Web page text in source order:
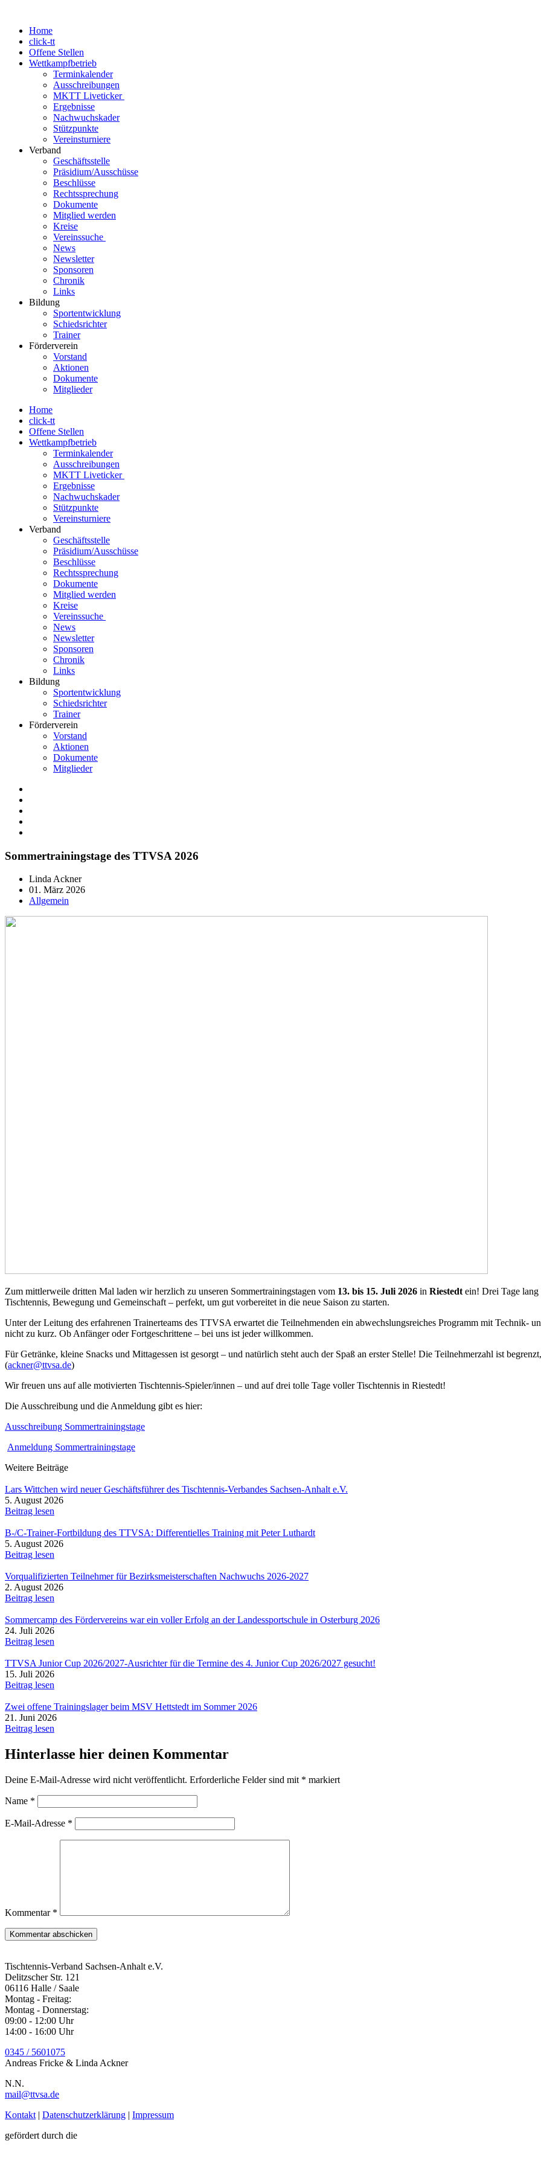
Home
click-tt
Offene Stellen
Wettkampfbetrieb
Terminkalender
Ausschreibungen
MKTT Liveticker
Ergebnisse
Nachwuchskader
Stützpunkte
Vereinsturniere
Verband
Geschäftsstelle
Präsidium/Ausschüsse
Beschlüsse
Rechtssprechung
Dokumente
Mitglied werden
Kreise
Vereinssuche
News
Newsletter
Sponsoren
Chronik
Links
Bildung
Sportentwicklung
Schiedsrichter
Trainer
Förderverein
Vorstand
Aktionen
Dokumente
Mitglieder
Home
click-tt
Offene Stellen
Wettkampfbetrieb
Terminkalender
Ausschreibungen
MKTT Liveticker
Ergebnisse
Nachwuchskader
Stützpunkte
Vereinsturniere
Verband
Geschäftsstelle
Präsidium/Ausschüsse
Beschlüsse
Rechtssprechung
Dokumente
Mitglied werden
Kreise
Vereinssuche
News
Newsletter
Sponsoren
Chronik
Links
Bildung
Sportentwicklung
Schiedsrichter
Trainer
Förderverein
Vorstand
Aktionen
Dokumente
Mitglieder
Sommertrainingstage des TTVSA 2026
Linda Ackner
01. März 2026
Allgemein
Zum mittlerweile dritten Mal laden wir herzlich zu unseren Sommertrainingstagen vom 13. bis 15. Juli 2026 in Riestedtein! Drei Tage lang
Tischtennis, Bewegung und Gemeinschaft – perfekt, um gut vorbereitet in die neue Saison zu starten.
Unter der Leitung des erfahrenen Trainerteams des TTVSA erwartet die Teilnehmenden ein abwechslungsreiches Programm mit Technik-
nicht zu kurz. Ob Anfänger oder Fortgeschrittene – bei uns ist jeder willkommen.
Für Getränke, kleine Snacks und Mittagessen ist gesorgt – und natürlich steht auch der Spaß an erster Stelle! Die Teilnehmerzahl ist
(ackner@ttvsa.de)
Wir freuen uns auf alle motivierten Tischtennis-Spieler/innen – und auf drei tolle Tage voller Tischtennis in Riestedt!
Die Ausschreibung und die Anmeldung gibt es hier:
Ausschreibung Sommertrainingstage
Anmeldung Sommertrainingstage
Weitere Beiträge
Lars Wittchen wird neuer Geschäftsführer des Tischtennis-Verbandes Sachsen-Anhalt e.V.
5. August 2026
Beitrag lesen
B-/C-Trainer-Fortbildung des TTVSA: Differentielles Training mit Peter Luthardt
5. August 2026
Beitrag lesen
Vorqualifizierten Teilnehmer für Bezirksmeisterschaften Nachwuchs 2026-2027
2. August 2026
Beitrag lesen
Sommercamp des Fördervereins war ein voller Erfolg an der Landessportschule in Osterburg 2026
24. Juli 2026
Beitrag lesen
TTVSA Junior Cup 2026/2027-Ausrichter für die Termine des 4. Junior Cup 2026/2027 gesucht!
15. Juli 2026
Beitrag lesen
Zwei offene Trainingslager beim MSV Hettstedt im Sommer 2026
21. Juni 2026
Beitrag lesen
Hinterlasse hier deinen Kommentar
Deine E-Mail-Adresse wird nicht veröffentlicht. Erforderliche Felder sind mit * markiert
Name *
E-Mail-Adresse *
Kommentar *
Tischtennis-Verband Sachsen-Anhalt e.V.
Delitzscher Str. 121
06116 Halle / Saale
Montag - Freitag:
Montag - Donnerstag:
09:00 - 12:00 Uhr
14:00 - 16:00 Uhr
0345 / 5601075
Andreas Fricke & Linda Ackner
N.N.
mail@ttvsa.de
Kontakt | Datenschutzerklärung | Impressum
gefördert durch die